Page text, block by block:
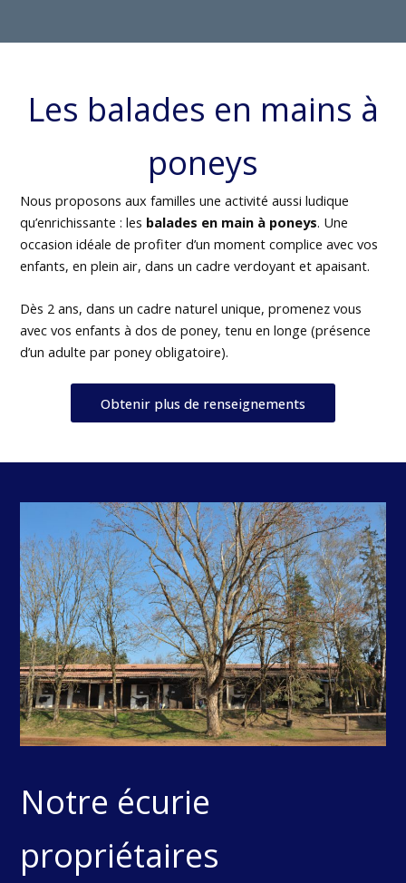
Les balades en mains à
poneys
Nous proposons aux familles une activité aussi ludique
qu’enrichissante : les balades en main à poneys. Une
occasion idéale de profiter d’un moment complice avec vos
enfants, en plein air, dans un cadre verdoyant et apaisant.
Dès 2 ans, dans un cadre naturel unique, promenez vous
avec vos enfants à dos de poney, tenu en longe (présence
d’un adulte par poney obligatoire).
Obtenir plus de renseignements
Notre écurie
propriétaires